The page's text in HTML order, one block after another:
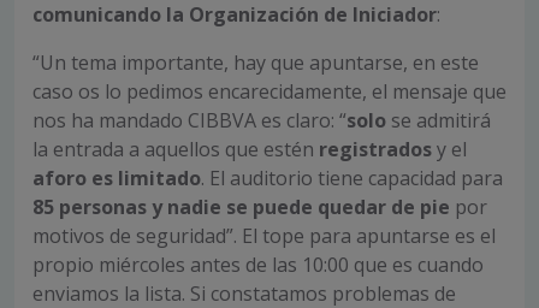
comunicando la Organización de Iniciador:
“Un tema importante, hay que apuntarse, en este
caso os lo pedimos encarecidamente, el mensaje que
nos ha mandado CIBBVA es claro: “solo se admitirá
la entrada a aquellos que estén registradosy el
aforo es limitado. El auditorio tiene capacidad para
85 personas y nadie se puede quedar de pie por
motivos de seguridad”. El tope para apuntarse es el
propio miércoles antes de las 10:00 que es cuando
enviamos la lista. Si constatamos problemas de